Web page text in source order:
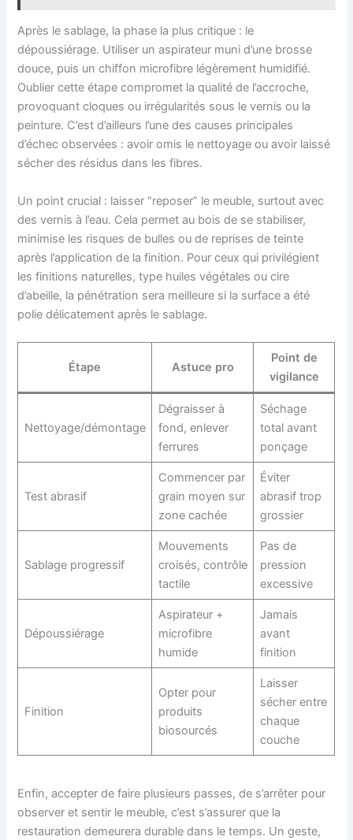
Après le sablage, la phase la plus critique : le
dépoussiérage. Utiliser un aspirateur muni d’une brosse
douce, puis un chiffon microfibre légèrement humidifié.
Oublier cette étape compromet la qualité de l’accroche,
provoquant cloques ou irrégularités sous le vernis ou la
peinture. C’est d’ailleurs l’une des causes principales
d’échec observées : avoir omis le nettoyage ou avoir laissé
sécher des résidus dans les fibres.
Un point crucial : laisser “reposer” le meuble, surtout avec
des vernis à l’eau. Cela permet au bois de se stabiliser,
minimise les risques de bulles ou de reprises de teinte
après l’application de la finition. Pour ceux qui privilégient
les finitions naturelles, type huiles végétales ou cire
d’abeille, la pénétration sera meilleure si la surface a été
polie délicatement après le sablage.
Étape Astuce pro
Point de
vigilance
Nettoyage/démontage
Dégraisser à
fond, enlever
ferrures
Séchage
total avant
ponçage
Test abrasif
Commencer par
grain moyen sur
zone cachée
Éviter
abrasif trop
grossier
Sablage progressif
Mouvements
croisés, contrôle
tactile
Pas de
pression
excessive
Dépoussiérage
Aspirateur +
microfibre
humide
Jamais
avant
finition
Finition
Opter pour
produits
biosourcés
Laisser
sécher entre
chaque
couche
Enfin, accepter de faire plusieurs passes, de s’arrêter pour
observer et sentir le meuble, c’est s’assurer que la
restauration demeurera durable dans le temps. Un geste,